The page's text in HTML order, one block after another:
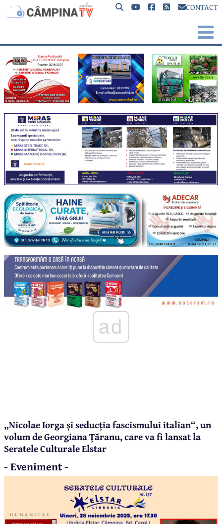
CONTACT
ad
„Nicolae Iorga și seducția fascismului italian“, un
volum de Georgiana Țăranu, care va fi lansat la
Seratele Culturale Elstar
- Eveniment -